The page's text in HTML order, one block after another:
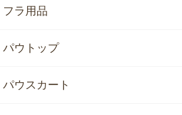
フラ用品
パウトップ
パウスカート